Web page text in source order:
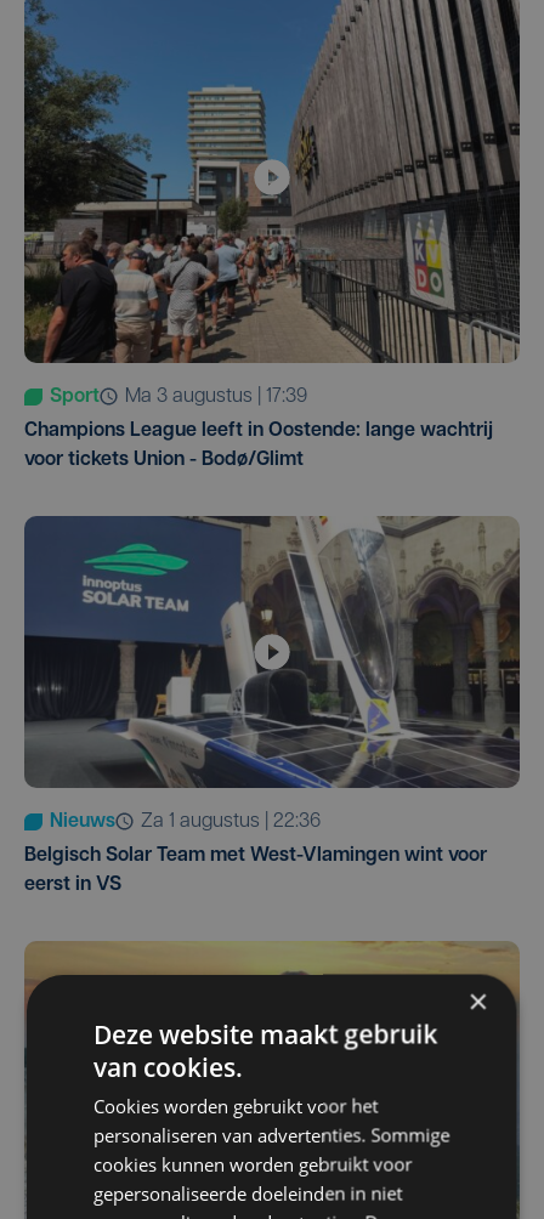
Sport
ma 3 augustus | 17:39
Champions League leeft in Oostende: lange wachtrij
voor tickets Union - Bodø/Glimt
Nieuws
za 1 augustus | 22:36
Belgisch Solar Team met West-Vlamingen wint voor
eerst in VS
×
Deze website maakt gebruik
van cookies.
Cookies worden gebruikt voor het
personaliseren van advertenties. Sommige
cookies kunnen worden gebruikt voor
gepersonaliseerde doeleinden in niet